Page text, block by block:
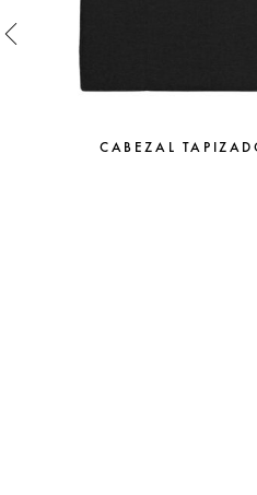
CABEZAL